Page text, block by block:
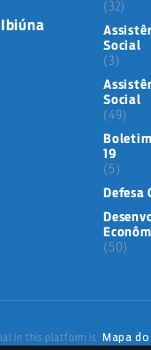
(32)
Social
(3)
Social
(49)
19
(5)
Defesa
(50)
Mapa
in this platform is